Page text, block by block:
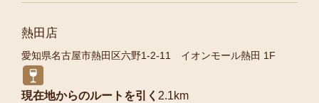
熱田店
愛知県名古屋市熱田区六野1-2-11 イオンモール熱田 1F
現在地からのルートを引く 2.1km